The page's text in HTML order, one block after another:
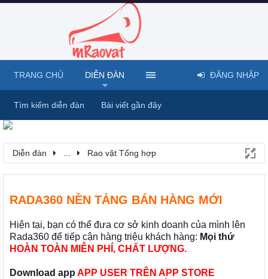
Diễn đàn Rao vặt Tổng hợp
RADA360 NỀN TẢNG BÁN HÀNG MỚI
Hiện tại, bạn có thể đưa cơ sở kinh doanh của mình lên
Rada360 để tiếp cận hàng triệu khách hàng: Mọi thứ
HOÀN TOÀN MIỄN PHÍ, CHẤT LƯỢNG.
Download app APP USER TRÊN APP STORE
TRANG CHỦ DIỄN ĐÀN
Tìm kiếm diễn đàn Bài viết gần đây
ĐĂNG NHẬP